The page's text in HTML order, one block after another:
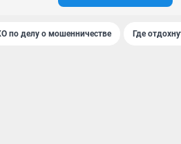
по делу о мошенничестве Где